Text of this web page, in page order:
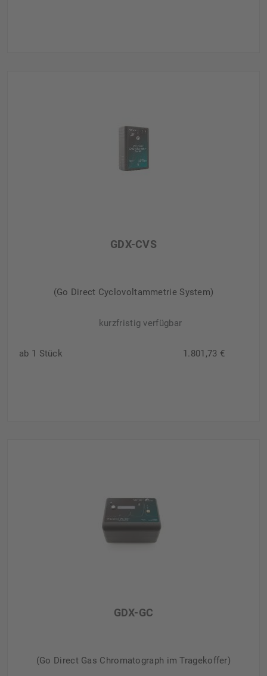
GDX-CVS
(Go Direct Cyclovoltammetrie System)
kurzfristig verfügbar
ab 1 Stück 1.801,73 €
GDX-GC
(Go Direct Gas Chromatograph im Tragekoffer)